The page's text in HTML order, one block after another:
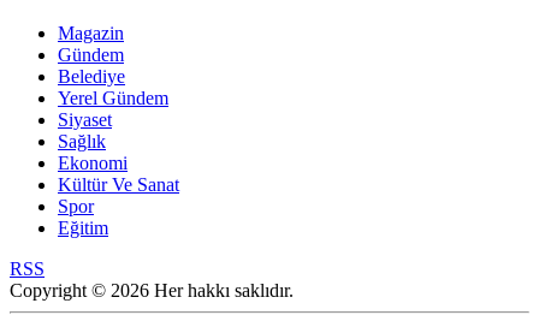
Magazin
Gündem
Belediye
Yerel Gündem
Siyaset
Sağlık
Ekonomi
Kültür Ve Sanat
Spor
Eğitim
RSS
Copyright © 2026 Her hakkı saklıdır.